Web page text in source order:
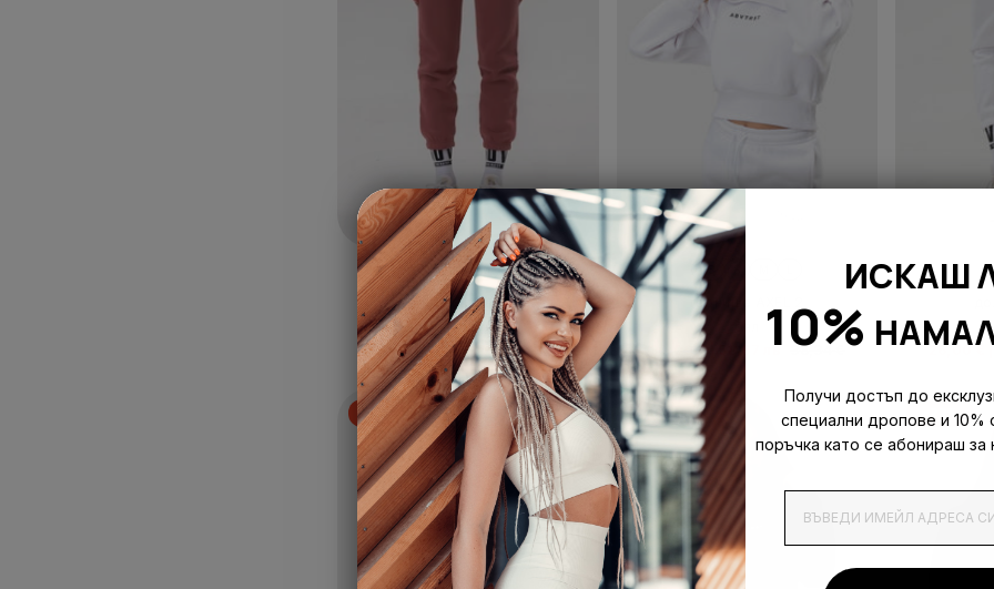
XS S M L
долнище AXEL
керемида
26,00 €|50,85 лв 38,34 €
XS
горнище AXEL 2
30,00 €
58,67 лв 38,34 €
XS
26,00 €
|
-22% -22% -22%
ИСКАШ
10%
Получи достъп до
специални дропове и 10%
поръчка като се абонираш за
EmailAddress